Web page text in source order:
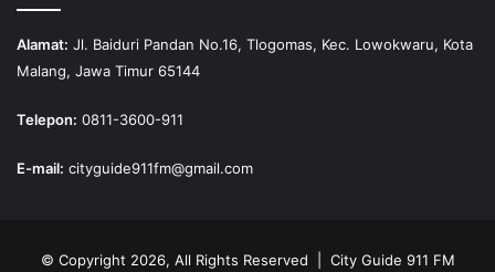
Alamat: Jl. Baiduri Pandan No.16, Tlogomas, Kec. Lowokwaru, Kota
Malang, Jawa Timur 65144
Telepon: 0811-3600-911
E-mail: cityguide911fm@gmail.com
© Copyright 2026, All Rights Reserved | City Guide 911 FM